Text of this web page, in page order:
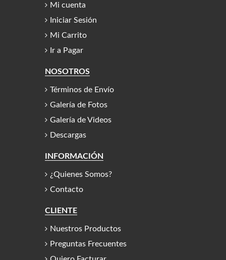
Mi cuenta
Iniciar Sesión
Mi Carrito
Ir a Pagar
NOSOTROS
Términos de Envío
Galería de Fotos
Galería de Videos
Descargas
INFORMACIÓN
¿Quienes Somos?
Contacto
CLIENTE
Nuestros Productos
Preguntas Frecuentes